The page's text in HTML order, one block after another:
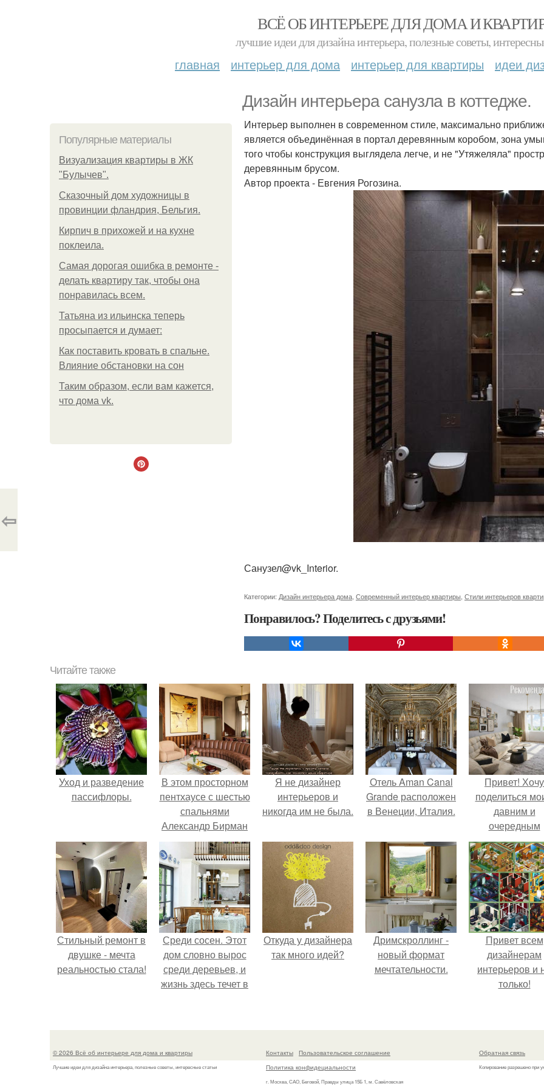
ВСЁ ОБ ИНТЕРЬЕРЕ ДЛЯ ДОМА И
лучшие идеи для дизайна интерьера, полезные советы,
главная интерьер для дома интерьер для квартиры идеи
Дизайн интерьера санузла в коттедже.
Популярные материалы
Визуализация квартиры в ЖК
"Булычев".
Сказочный дом художницы в
провинции фландрия, Бельгия.
Кирпич в прихожей и на кухне
поклеила.
Самая дорогая ошибка в ремонте -
делать квартиру так, чтобы она
понравилась всем.
Татьяна из ильинска теперь
просыпается и думает:
Как поставить кровать в спальне.
Влияние обстановки на сон
Таким образом, если вам кажется,
что дома vk.
Интерьер выполнен в современном стиле, максимально
является объединённая в портал деревянным коробом, зона
того чтобы конструкция выглядела легче, и не "Утяжеляла"
деревянным брусом.
Автор проекта - Евгения Рогозина.
Санузел@vk_Interior.
Категории: Дизайн интерьера дома Современный интерьер квартиры Стили интерьеров
Понравилось? Поделитесь с друзьями!
⇦
Читайте также
Уход и разведение
пассифлоры.
В этом просторном
пентхаусе с шестью
спальнями
Александр Бирман
живет со своей
семьей.
Я не дизайнер
интерьеров и
никогда им не была.
Отель Aman Canal
Grande расположен
в Венеции, Италия.
Привет! Хочу
поделиться
давним и
очередным
проектом.
Стильный ремонт в
двушке - мечта
реальностью стала!
Среди сосен. Этот
дом словно вырос
среди деревьев, и
жизнь здесь течет в
спешки и лишнего
Откуда у дизайнера
так много идей?
Дримскроллинг -
новый формат
мечтательности.
Привет всем
дизайнерам
интерьеров и
только!
© 2026 Всё об интерьере для дома и квартиры
Лучшие идеи для дизайна интерьера, полезные советы, интересные статьи
Контакты
Пользовательское соглашение
Политика конфидециальности
г. Москва, САО, Беговой, Правды улица 15Б 1, м. Савёловская
Обратная связь
Копирование разрешено при